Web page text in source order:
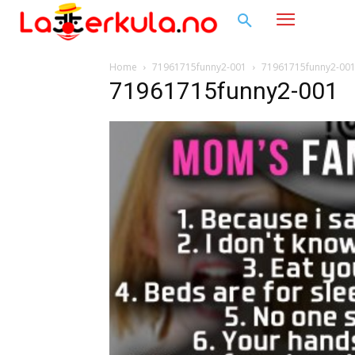
Home 71961715funny2-001 71961715funny2-001
71961715funny2-001